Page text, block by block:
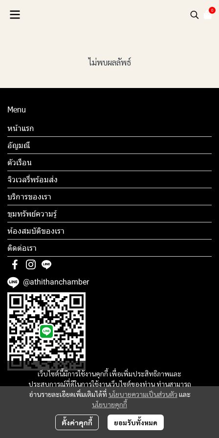
0
ไม่พบผลลัพธ์
เว็บไซต์นี้มีการใช้งานคุกกี้ เพื่อเพิ่มประสิทธิภาพและ
ประสบการณ์ที่ดีในการใช้งานเว็บไซต์ของท่าน ท่านสามารถ
อ่านรายละเอียดเพิ่มเติมได้ที่ นโยบายความเป็นส่วนตัว และ
นโยบายคุกกี้
ตั้งค่าคุกกี้ ยอมรับทั้งหมด
Menu
หน้าแรก
อัญมณี
ตัวเรือน
จิวเวลรี่พร้อมส่ง
บริการของเรา
ขุมทรัพย์ความรู้
ห้องสมบัติของเรา
ติดต่อเรา
@athithanchamber